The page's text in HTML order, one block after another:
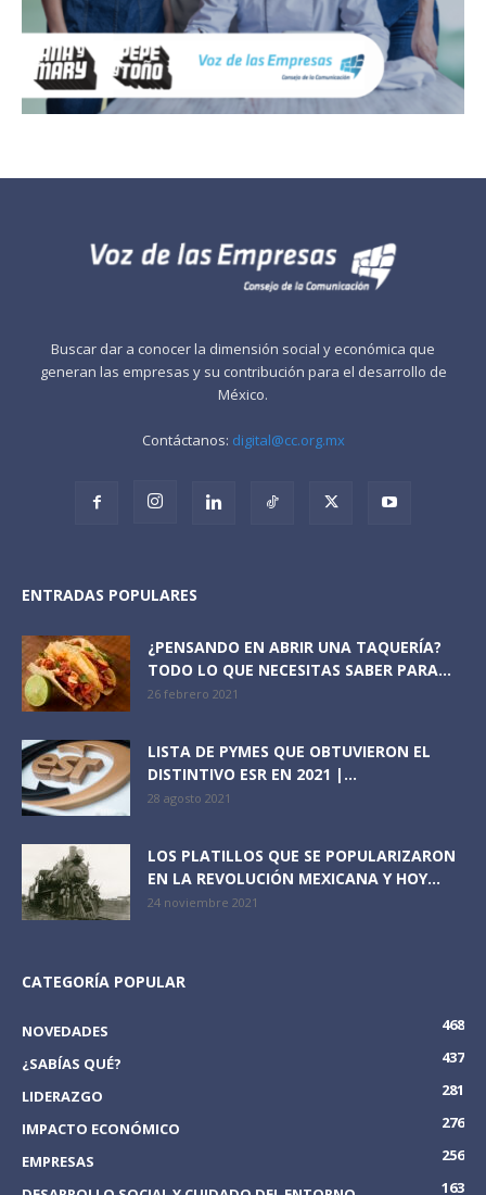
Buscar dar a conocer la dimensión social y económica que
generan las empresas y su contribución para el desarrollo de
México.
Contáctanos: digital@cc.org.mx
ENTRADAS POPULARES
¿PENSANDO EN ABRIR UNA TAQUERÍA?
TODO LO QUE NECESITAS SABER PARA...
26 febrero 2021
LISTA DE PYMES QUE OBTUVIERON EL
DISTINTIVO ESR EN 2021 |...
28 agosto 2021
LOS PLATILLOS QUE SE POPULARIZARON
EN LA REVOLUCIÓN MEXICANA Y HOY...
24 noviembre 2021
CATEGORÍA POPULAR
NOVEDADES
468
¿SABÍAS QUÉ?
437
LIDERAZGO
281
IMPACTO ECONÓMICO
276
EMPRESAS
256
163